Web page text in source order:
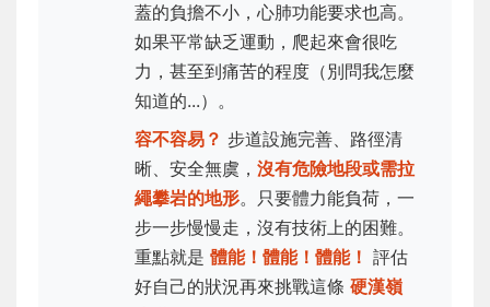
蓋的負擔不小，心肺功能要求也高。
如果平常缺乏運動，爬起來會很吃
力，甚至到痛苦的程度（別問我怎麼
知道的...）。
容不容易？ 步道設施完善、路徑清
晰、安全無虞， 沒有危險地段或需拉
繩攀岩的地形。只要體力能負荷，一
步一步慢慢走，沒有技術上的困難。
重點就是 體能！體能！體能！ 評估
好自己的狀況再來挑戰這條 硬漢嶺